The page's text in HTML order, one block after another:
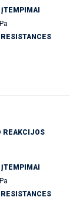
ĮTEMPIMAI
REAKCIJOS
ĮTEMPIMAI